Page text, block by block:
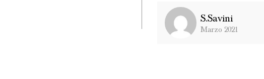
S.savini
Marzo 2021